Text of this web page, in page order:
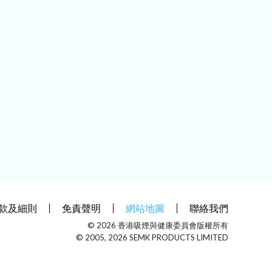
及細則 免責聲明 網站地圖 聯絡我們
© 2026 香港吸煙與健康委員會版權所有
© 2005, 2026 SEMK PRODUCTS LIMITED